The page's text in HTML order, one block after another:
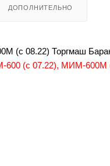
ДОПОЛНИТЕЛЬНО
(с 08.22) Торгмаш
600 (с 07.22), МИМ-600М